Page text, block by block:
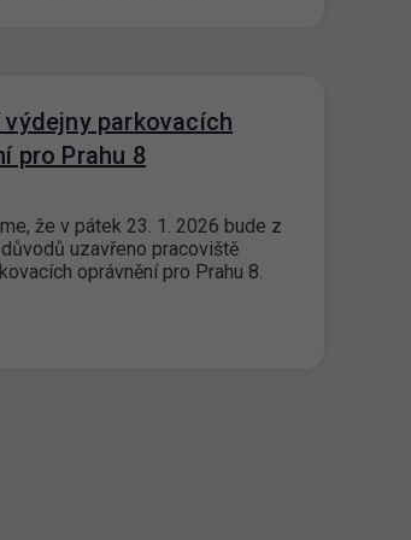
výdejny parkovacích
pro Prahu 8
že v pátek 23. 1. 2026 bude z
uzavřeno pracoviště
oprávnění pro Prahu 8.